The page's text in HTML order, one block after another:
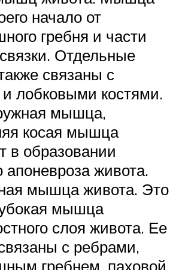
начало от
гребня и части
Отдельные
связаны с
лобковыми костями.
мышца,
косая мышца
в образовании
апоневроза живота.
мышца живота. Это
мышца
слоя живота. Ее
с ребрами,
гребнем, паховой